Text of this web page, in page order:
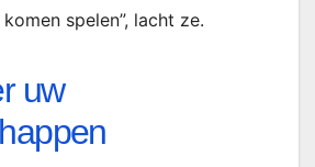
spelen”, lacht ze.
uw